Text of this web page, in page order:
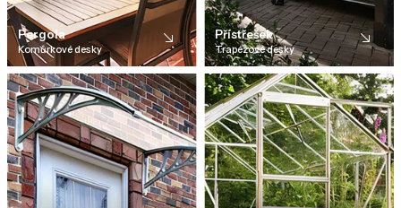
Pergola
Komůrkové desky
Přístřešek
Trapézové desky